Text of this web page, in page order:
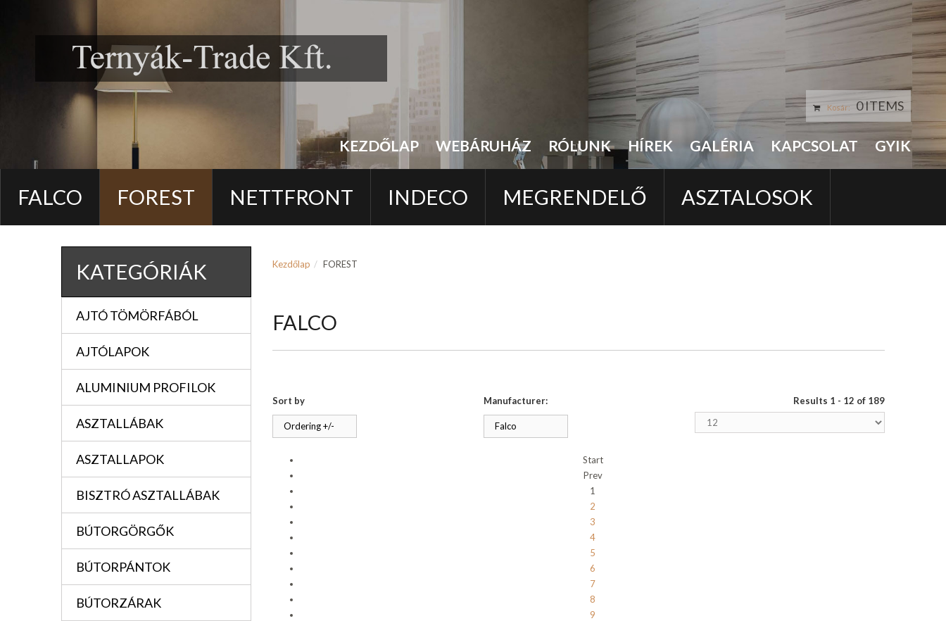
KEZDŐLAP WEBÁRUHÁZ RÓLUNK HÍREK GALÉRIA KAPCSOLAT GYIK
Kosár: 0 ITEMS
FALCO FOREST NETTFRONT INDECO MEGRENDELŐ ASZTALOSOK
KATEGÓRIÁK
AJTÓ TÖMÖRFÁBÓL
AJTÓLAPOK
ALUMINIUM PROFILOK
ASZTALLÁBAK
ASZTALLAPOK
BISZTRÓ ASZTALLÁBAK
BÚTORGÖRGŐK
BÚTORPÁNTOK
BÚTORZÁRAK
Kezdőlap FOREST
FALCO
Sort by
Ordering +/-
Manufacturer:
Falco
Results 1 - 12 of 189
Start
Prev
1
2
3
4
5
6
7
8
9